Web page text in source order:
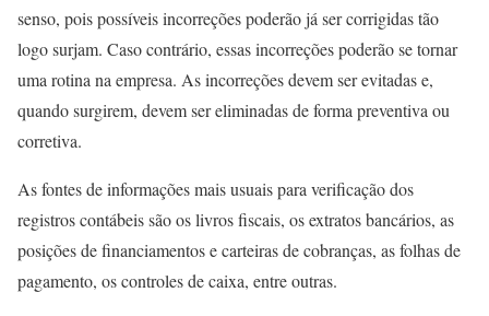
senso, pois possíveis incorreções poderão já ser corrigidas tão
logo surjam. Caso contrário, essas incorreções poderão se tornar
uma rotina na empresa. As incorreções devem ser evitadas e,
quando surgirem, devem ser eliminadas de forma preventiva ou
corretiva.
As fontes de informações mais usuais para verificação dos
registros contábeis são os livros fiscais, os extratos bancários, as
posições de financiamentos e carteiras de cobranças, as folhas de
pagamento, os controles de caixa, entre outras.